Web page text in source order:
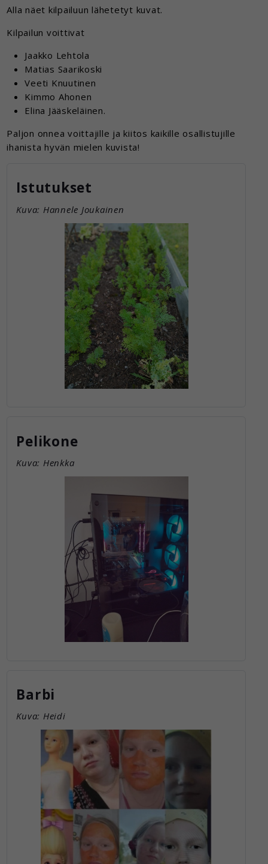
Alla näet kilpailuun lähetetyt kuvat.
Kilpailun voittivat
Jaakko Lehtola
Matias Saarikoski
Veeti Knuutinen
Kimmo Ahonen
Elina Jääskeläinen.
Paljon onnea voittajille ja kiitos kaikille osallistujille
ihanista hyvän mielen kuvista!
Istutukset
Kuva: Hannele Joukainen
Pelikone
Kuva: Henkka
Barbi
Kuva: Heidi